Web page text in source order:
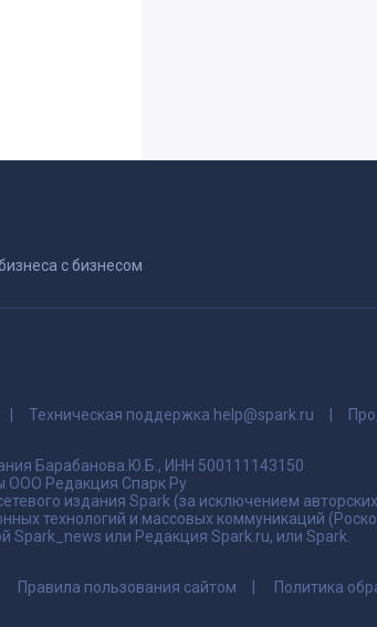
с бизнесом
Техническая поддержка help@spark.ru
Барабанова.Ю.Б., ИНН 500111143150
ООО Редакция Спарк Ру
издания Spark (за исключением
технологий и массовых коммуникаций
Spark_news или Редакция Spark.ru, или Spark.
Правила пользования сайтом Политика